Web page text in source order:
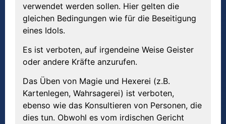
verwendet werden sollen. Hier gelten die
gleichen Bedingungen wie für die Beseitigung
eines Idols.
Es ist verboten, auf irgendeine Weise Geister
oder andere Kräfte anzurufen.
Das Üben von Magie und Hexerei (z.B.
Kartenlegen, Wahrsagerei) ist verboten,
ebenso wie das Konsultieren von Personen, die
dies tun. Obwohl es vom irdischen Gericht